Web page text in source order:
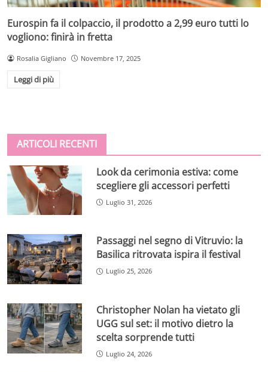
Eurospin fa il colpaccio, il prodotto a 2,99 euro tutti lo
vogliono: finirà in fretta
Rosalia Gigliano Novembre 17, 2025
Leggi di più
ARTICOLI RECENTI
Look da cerimonia estiva: come
scegliere gli accessori perfetti
Luglio 31, 2026
Passaggi nel segno di Vitruvio: la
Basilica ritrovata ispira il festival
Luglio 25, 2026
Christopher Nolan ha vietato gli
UGG sul set: il motivo dietro la
scelta sorprende tutti
Luglio 24, 2026